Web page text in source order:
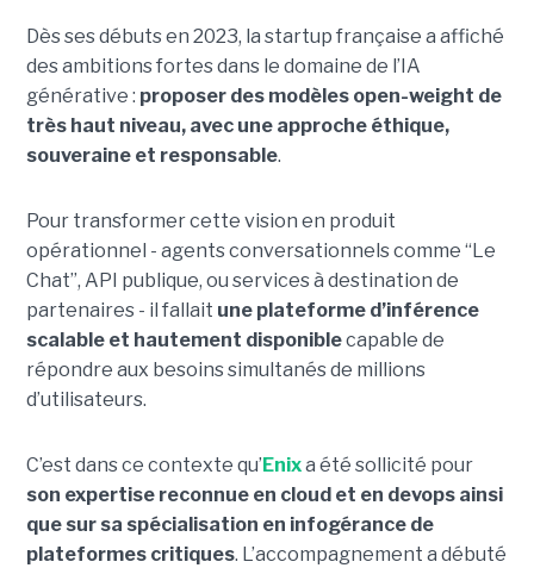
Dès ses débuts en 2023, la startup française a affiché
des ambitions fortes dans le domaine de l’IA
générative : proposer des modèles open-weight de
très haut niveau, avec une approche éthique,
souveraine et responsable.
Pour transformer cette vision en produit
opérationnel - agents conversationnels comme “Le
Chat”, API publique, ou services à destination de
partenaires - il fallait une plateforme d’inférence
scalable et hautement disponiblecapable de
répondre aux besoins simultanés de millions
d’utilisateurs.
C’est dans ce contexte qu’ Enixa été sollicité pour
son expertise reconnue en cloud et en devops ainsi
que sur sa spécialisation en infogérance de
plateformes critiques. L’accompagnement a débuté